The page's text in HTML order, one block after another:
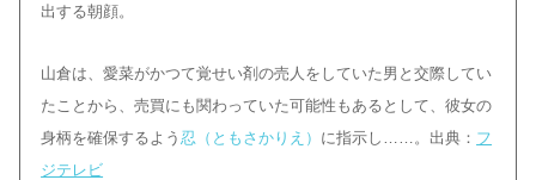
出する朝顔。
山倉は、愛菜がかつて覚せい剤の売人をしていた男と交際してい
たことから、売買にも関わっていた可能性もあるとして、彼女の
身柄を確保するよう 忍（ともさかりえ） に指示し……。出典： フ
ジテレビ